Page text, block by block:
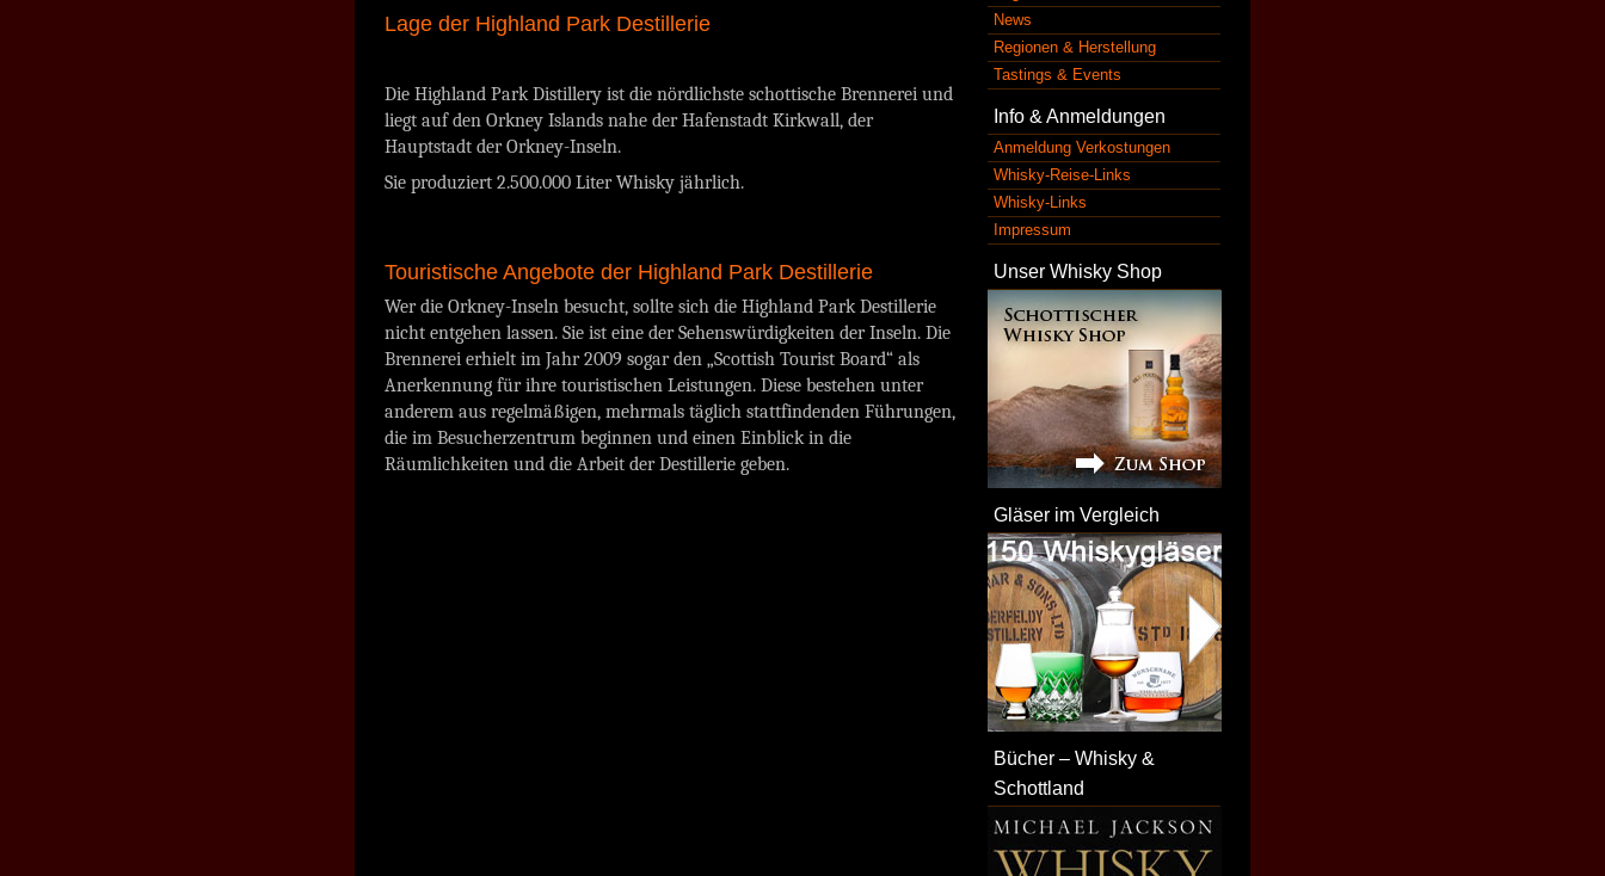
Lage der Highland Park Destillerie
Die Highland Park Distillery ist die nördlichste schottische Brennerei und
liegt auf den Orkney Islands nahe der Hafenstadt Kirkwall, der
Hauptstadt der Orkney-Inseln.
Sie produziert 2.500.000 Liter Whisky jährlich.
Touristische Angebote der Highland Park Destillerie
Wer die Orkney-Inseln besucht, sollte sich die Highland Park Destillerie
nicht entgehen lassen. Sie ist eine der Sehenswürdigkeiten der Inseln. Die
Brennerei erhielt im Jahr 2009 sogar den „Scottish Tourist Board“ als
Anerkennung für ihre touristischen Leistungen. Diese bestehen unter
anderem aus regelmäßigen, mehrmals täglich stattfindenden Führungen,
die im Besucherzentrum beginnen und einen Einblick in die
Räumlichkeiten und die Arbeit der Destillerie geben.
News
Regionen & Herstellung
Tastings & Events
Info & Anmeldungen
Anmeldung Verkostungen
Whisky-Reise-Links
Whisky-Links
Impressum
Unser Whisky Shop
Gläser im Vergleich
Bücher – Whisky &
Schottland